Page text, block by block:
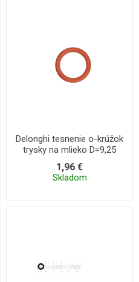
Delonghi tesnenie o-krúžok
trysky na mlieko D=9,25
T=1,78
1,96 €
Skladom